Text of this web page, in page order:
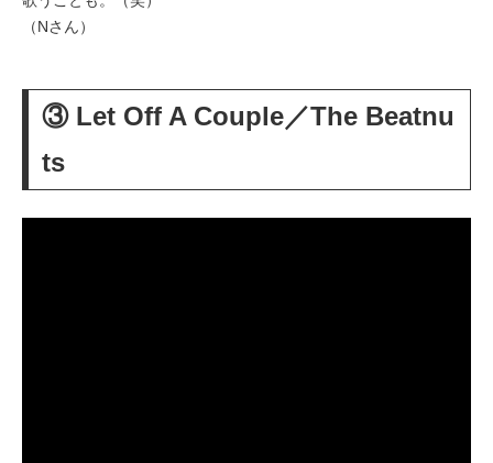
（Nさん）
③ Let Off A Couple／The Beatnu
ts